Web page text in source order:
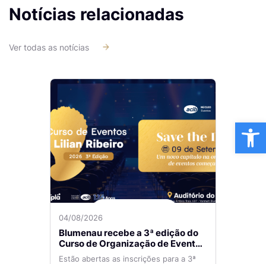
Notícias relacionadas
Ver todas as notícias
04/08/2026
Blumenau recebe a 3ª edição do
Curso de Organização de Eventos
Lilian Ribeiro
Estão abertas as inscrições para a 3ª